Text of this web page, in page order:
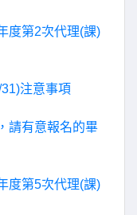
度第2次代理(課)
注意事項
請有意報名的畢
度第5次代理(課)